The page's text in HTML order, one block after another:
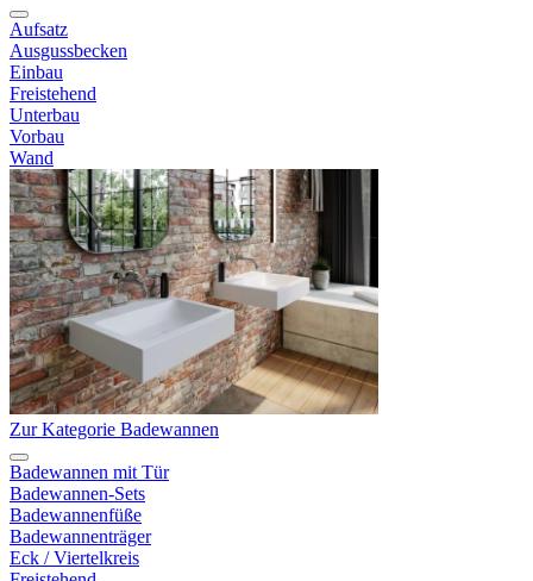
Aufsatz
Ausgussbecken
Einbau
Freistehend
Unterbau
Vorbau
Wand
Zur Kategorie Badewannen
Badewannen mit Tür
Badewannen-Sets
Badewannenfüße
Badewannenträger
Eck / Viertelkreis